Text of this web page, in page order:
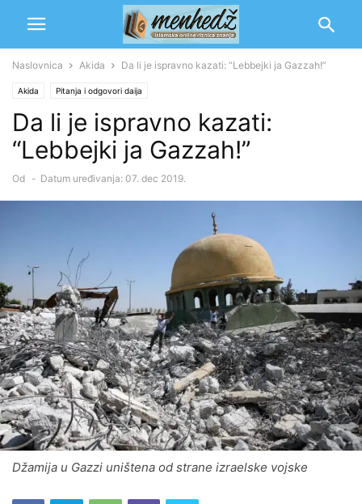
Naslovnica Akida Da li je ispravno kazati: “Lebbejki ja Gazzah!”
Akida Pitanja i odgovori daija
Da li je ispravno kazati:
“Lebbejki ja Gazzah!”
Od - Datum uređivanja: 07. dec 2019.
Džamija u Gazzi uništena od strane izraelske vojske